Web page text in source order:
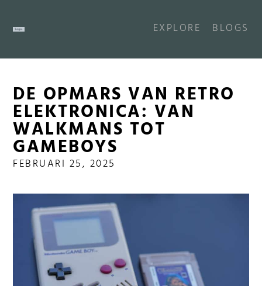
EXPLORE BLOGS
DE OPMARS VAN RETRO
ELEKTRONICA: VAN
WALKMANS TOT
GAMEBOYS
FEBRUARI 25, 2025